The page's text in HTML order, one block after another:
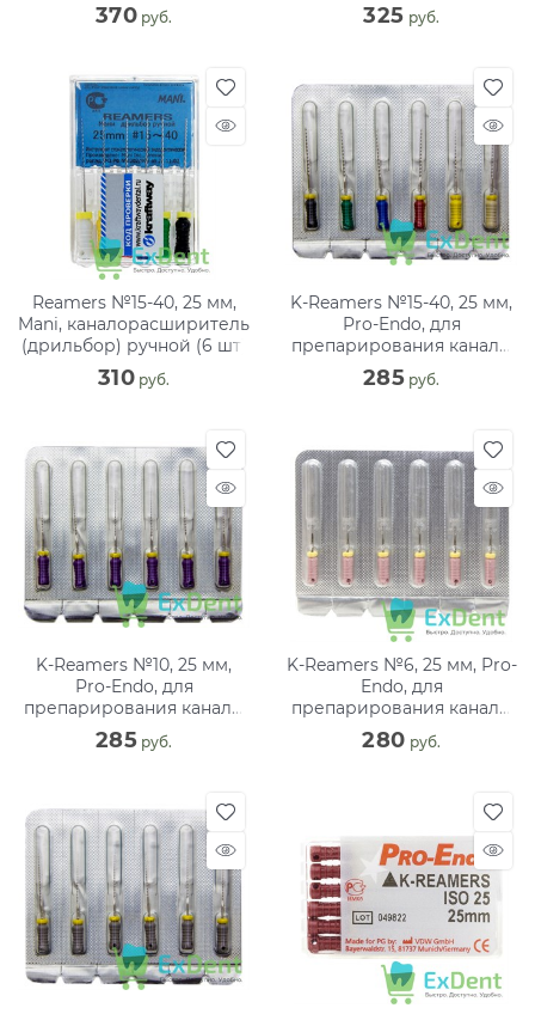
370 руб. 325 руб.
Reamers №15-40, 25 мм,
Mani, каналорасширитель
(дрильбор) ручной (6 шт)
310 руб.
K-Reamers №15-40, 25 мм,
Pro-Endo, для
препарирования канала,
нержавеющая сталь (6
шт)
285 руб.
K-Reamers №10, 25 мм,
Pro-Endo, для
препарирования канала,
нержавеющая сталь (6
шт)
285 руб.
K-Reamers №6, 25 мм, Pro-
Endo, для
препарирования канала,
нержавеющая сталь (6
шт)
280 руб.